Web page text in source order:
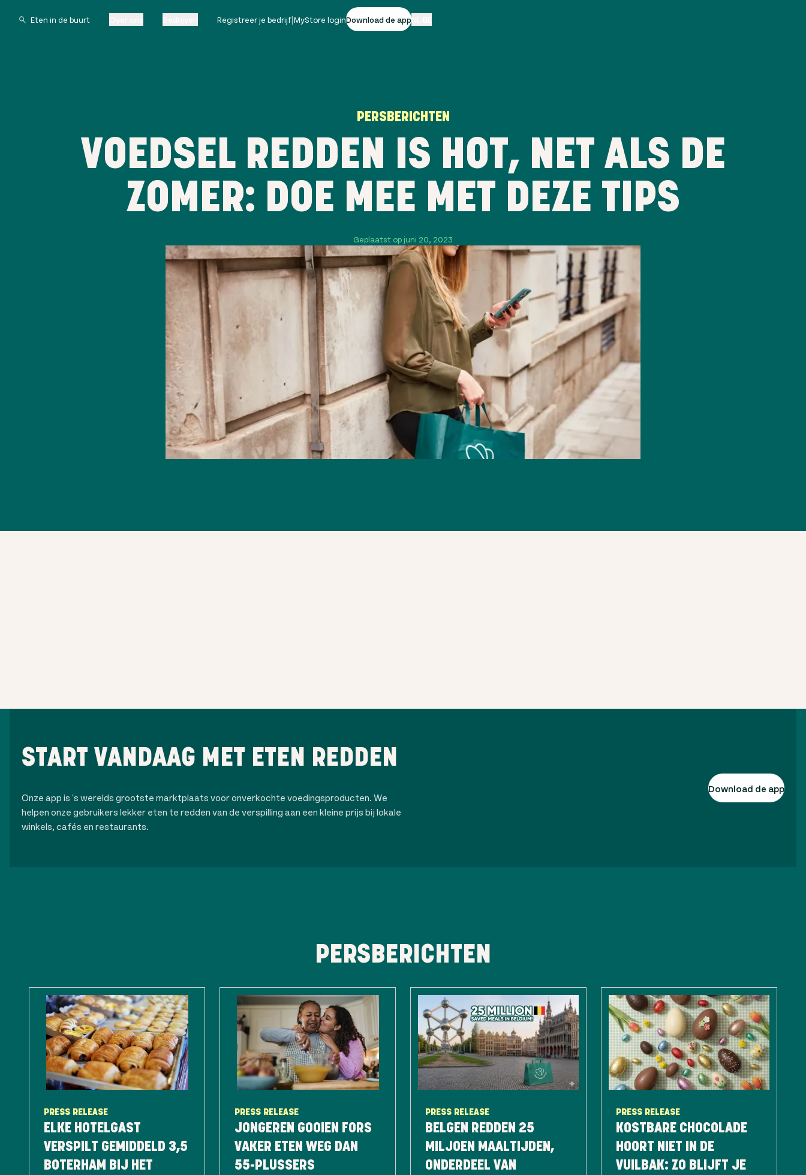
Registreer je bedrijf|MyStore loginDownload de app
PERSBERICHTEN
VOEDSEL REDDEN IS HOT, NET ALS DE
ZOMER: DOE MEE MET DEZE TIPS
Geplaatst op juni 20, 2023
START VANDAAG MET ETEN REDDEN
Onze app is 's werelds grootste marktplaats voor onverkochte voedingsproducten. We
helpen onze gebruikers lekker eten te redden van de verspilling aan een kleine prijs bij lokale
winkels, cafés en restaurants.
Download de app
PERSBERICHTEN
PRESS RELEASE
ELKE HOTELGAST
VERSPILT GEMIDDELD 3,5
BOTERHAM BIJ HET
PRESS RELEASE
JONGEREN GOOIEN FORS
VAKER ETEN WEG DAN
55-PLUSSERS
PRESS RELEASE
BELGEN REDDEN 25
MILJOEN MAALTIJDEN,
ONDERDEEL VAN
PRESS RELEASE
KOSTBARE CHOCOLADE
HOORT NIET IN DE
VUILBAK: ZO BLIJFT JE